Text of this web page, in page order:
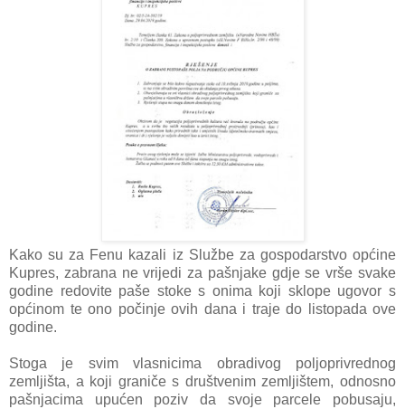
Kako su za Fenu kazali iz Službe za gospodarstvo općine
Kupres, zabrana ne vrijedi za pašnjake gdje se vrše svake
godine redovite paše stoke s onima koji sklope ugovor s
općinom te ono počinje ovih dana i traje do listopada ove
godine.
Stoga je svim vlasnicima obradivog poljoprivrednog
zemljišta, a koji graniče s društvenim zemljištem, odnosno
pašnjacima upućen poziv da svoje parcele pobusaju,